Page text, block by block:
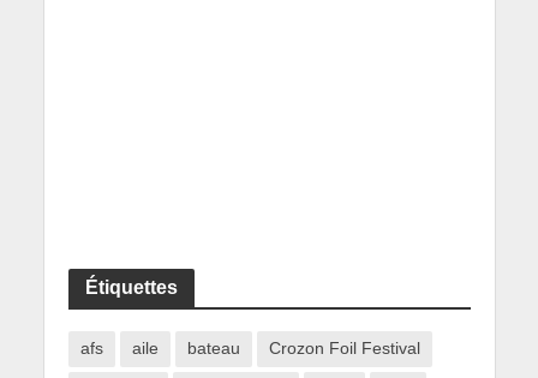
Étiquettes
afs aile bateau Crozon Foil Festival